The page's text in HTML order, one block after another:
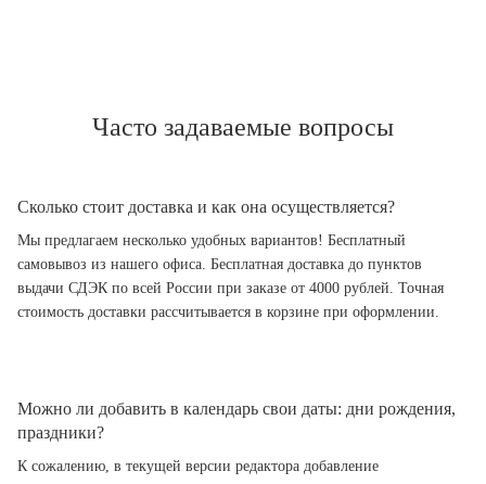
Часто задаваемые вопросы
Сколько стоит доставка и как она осуществляется?
Мы предлагаем несколько удобных вариантов! Бесплатный
самовывоз из нашего офиса. Бесплатная доставка до пунктов
выдачи СДЭК по всей России при заказе от 4000 рублей. Точная
стоимость доставки рассчитывается в корзине при оформлении.
Можно ли добавить в календарь свои даты: дни рождения,
праздники?
К сожалению, в текущей версии редактора добавление